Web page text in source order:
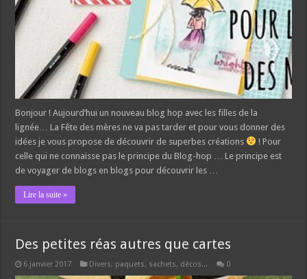
Bonjour ! Aujourd’hui un nouveau blog hop avec les filles de la
lignée… La Fête des mères ne va pas tarder et pour vous donner des
idées je vous propose de découvrir de superbes créations
! Pour
celle qui ne connaisse pas le principe du Blog-hop … Le principe est
de voyager de blogs en blogs pour découvrir les …
Lire la suite »
Des petites réas autres que cartes
6 janvier 2017 Divers, paquets, sachets, décos... 0